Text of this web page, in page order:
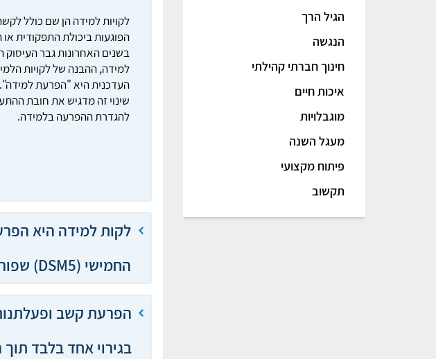
לקויות למידה הן שם כולל
הפוגעות ביכולת התפקודית
בשנים האחרונות גבר העיסוק
למידה, ההבנה של לקויות
העדכנית היא "הפרעת למידה".
שינוי זה מדגיש את חובת
להגדרת ההפרעה בלמידה.
לקות למידה היא
החמישי (DSM5) שפורסם בשנת 2013
בגירוי אחד בלבד
הגיל הרך
הנגשה
חינוך חברתי קהילתי
איכות חיים
מוגבלויות
מעגל השנה
פיתוח מקצועי
תקשוב